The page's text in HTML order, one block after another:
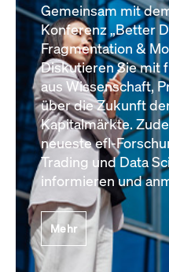
Gemeinsam mit
Konferenz „Better
Fragmentation &
Diskutieren Sie mit
aus Wissenschaft,
über die Zukunft
Kapitalmärkte.
neueste efl-
Trading und Data
informieren und
Mehr